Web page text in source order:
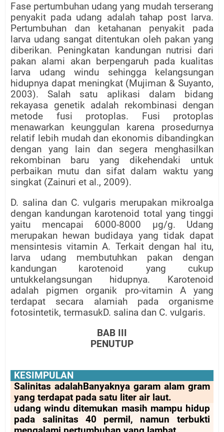
Fase pertumbuhan udang yang mudah terserang
penyakit pada udang adalah tahap post larva.
Pertumbuhan dan ketahanan penyakit pada
larva udang sangat ditentukan oleh pakan yang
diberikan. Peningkatan kandungan nutrisi dari
pakan alami akan berpengaruh pada kualitas
larva udang windu sehingga kelangsungan
hidupnya dapat meningkat (Mujiman & Suyanto,
2003). Salah satu aplikasi dalam bidang
rekayasa genetik adalah rekombinasi dengan
metode fusi protoplas. Fusi protoplas
menawarkan keunggulan karena prosedurnya
relatif lebih mudah dan ekonomis dibandingkan
dengan yang lain dan segera menghasilkan
rekombinan baru yang dikehendaki untuk
perbaikan mutu dan sifat dalam waktu yang
singkat (Zainuri et al., 2009).
D. salina dan C. vulgaris merupakan mikroalga
dengan kandungan karotenoid total yang tinggi
yaitu mencapai 6000-8000 μg/g. Udang
merupakan hewan budidaya yang tidak dapat
mensintesis vitamin A. Terkait dengan hal itu,
larva udang membutuhkan pakan dengan
kandungan karotenoid yang cukup
untukkelangsungan hidupnya. Karotenoid
adalah pigmen organik pro-vitamin A yang
terdapat secara alamiah pada organisme
fotosintetik, termasukD. salina dan C. vulgaris.
BAB III
PENUTUP
KESIMPULAN
Salinitas adalahBanyaknya garam alam gram
yang terdapat pada satu liter air laut.
udang windu ditemukan masih mampu hidup
pada salinitas 40 permil, namun terbukti